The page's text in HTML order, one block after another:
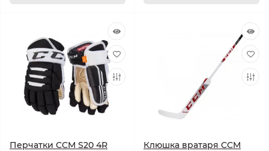
Перчатки CCM S20 4R
Клюшка вратаря CCM